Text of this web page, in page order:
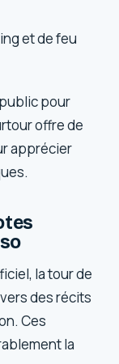
et de feu
pour
offre de
apprécier
la tour de
des récits
Ces
la